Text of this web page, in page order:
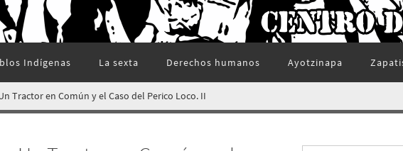
Indí­genas La sexta Derechos humanos Ayotzinapa
Tractor en Común y el Caso del Perico Loco. II